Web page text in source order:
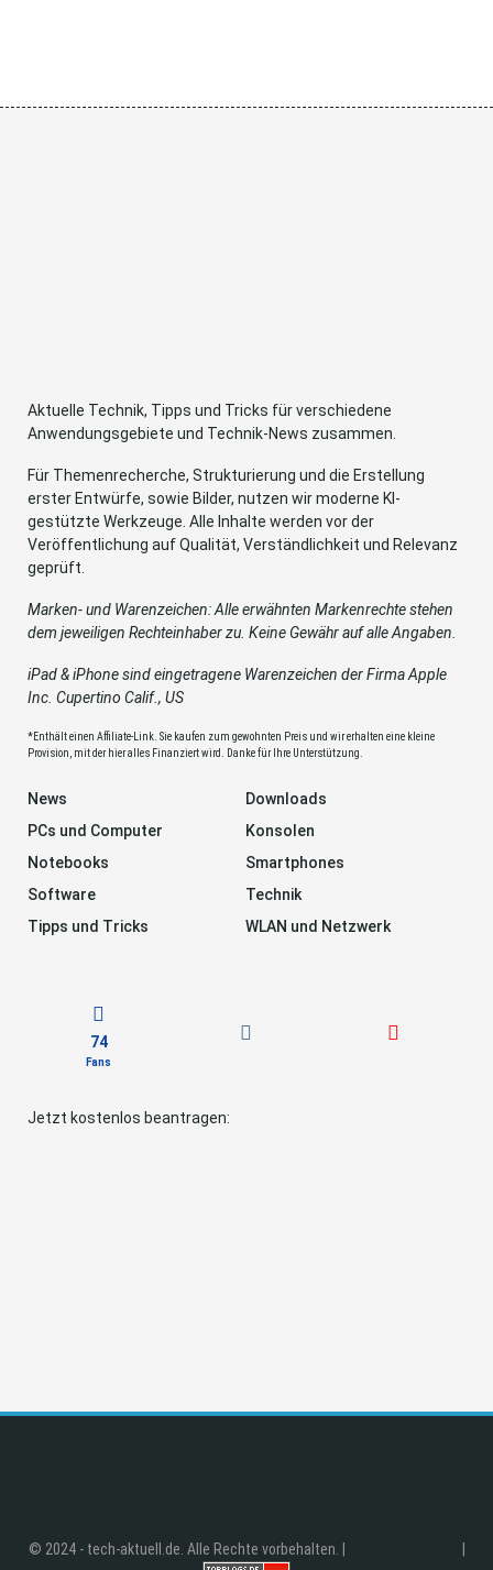
Aktuelle Technik, Tipps und Tricks für verschiedene
Anwendungsgebiete und Technik-News zusammen.
Für Themenrecherche, Strukturierung und die Erstellung
erster Entwürfe, sowie Bilder, nutzen wir moderne KI-
gestützte Werkzeuge. Alle Inhalte werden vor der
Veröffentlichung auf Qualität, Verständlichkeit und Relevanz
geprüft.
Marken- und Warenzeichen: Alle erwähnten Markenrechte stehen
dem jeweiligen Rechteinhaber zu. Keine Gewähr auf alle Angaben.
iPad & iPhone sind eingetragene Warenzeichen der Firma Apple
Inc. Cupertino Calif., US
*Enthält einen Affiliate-Link. Sie kaufen zum gewohnten Preis und wir erhalten eine kleine
Provision, mit der hier alles Finanziert wird. Danke für Ihre Unterstützung.
News
Downloads
PCs und Computer
Konsolen
Notebooks
Smartphones
Software
Technik
Tipps und Tricks
WLAN und Netzwerk
74
Fans
Jetzt kostenlos beantragen:
© 2024 - tech-aktuell.de. Alle Rechte vorbehalten. |